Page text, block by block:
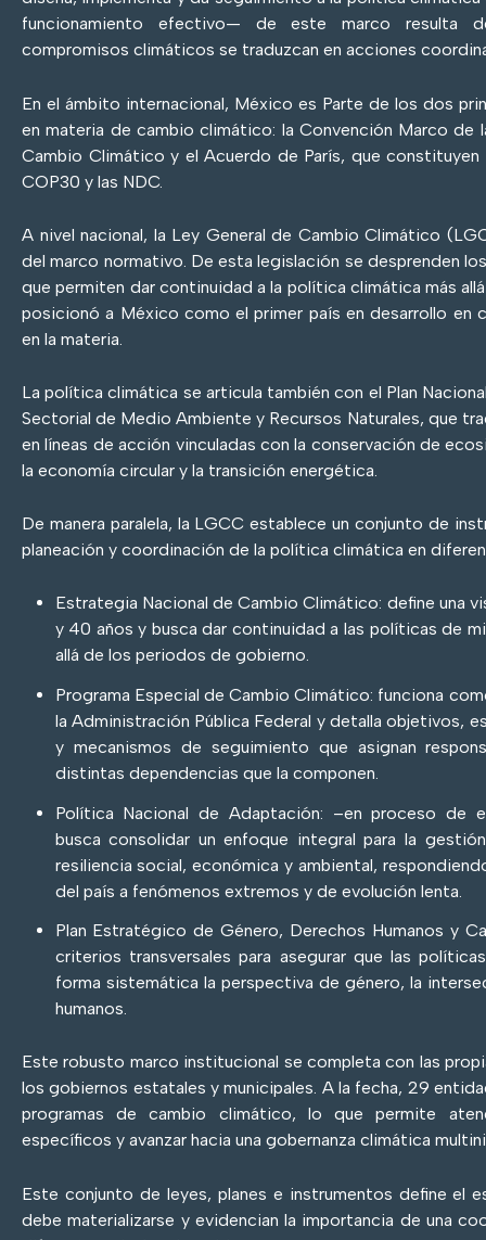
funcionamiento efectivo— de este marco resulta
compromisos climáticos se traduzcan en acciones
En el ámbito internacional, México es Parte de los dos
en materia de cambio climático: la Convención Marco de
Cambio Climático y el Acuerdo de París, que
COP30 y las NDC.
A nivel nacional, la Ley General de Cambio Climático
del marco normativo. De esta legislación se desprenden
que permiten dar continuidad a la política climática más
posicionó a México como el primer país en desarrollo en
en la materia.
La política climática se articula también con el Plan
Sectorial de Medio Ambiente y Recursos Naturales, que
en líneas de acción vinculadas con la conservación de
la economía circular y la transición energética.
De manera paralela, la LGCC establece un conjunto de
planeación y coordinación de la política climática en
Estrategia Nacional de Cambio Climático: define una
y 40 años y busca dar continuidad a las políticas de
allá de los periodos de gobierno.
Programa Especial de Cambio Climático: funciona
la Administración Pública Federal y detalla objetivos,
y mecanismos de seguimiento que asignan
distintas dependencias que la componen.
Política Nacional de Adaptación: –en proceso de
busca consolidar un enfoque integral para la
resiliencia social, económica y ambiental,
del país a fenómenos extremos y de evolución lenta.
Plan Estratégico de Género, Derechos Humanos y
criterios transversales para asegurar que las
forma sistemática la perspectiva de género, la
humanos.
Este robusto marco institucional se completa con las
los gobiernos estatales y municipales. A la fecha, 29
programas de cambio climático, lo que permite
específicos y avanzar hacia una gobernanza climática
Este conjunto de leyes, planes e instrumentos define el
debe materializarse y evidencian la importancia de una